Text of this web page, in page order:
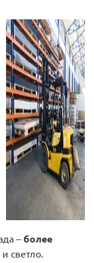
– более
и светло.